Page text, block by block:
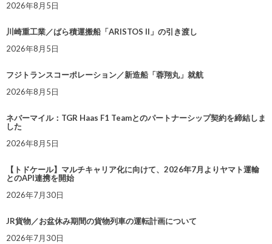
2026年8月5日
川崎重工業／ばら積運搬船「ARISTOS II」の引き渡し
2026年8月5日
フジトランスコーポレーション／新造船「蓉翔丸」就航
2026年8月5日
ネバーマイル：TGR Haas F1 Teamとのパートナーシップ契約を締結しま
した
2026年8月5日
【トドケール】マルチキャリア化に向けて、2026年7月よりヤマト運輸
とのAPI連携を開始
2026年7月30日
JR貨物／お盆休み期間の貨物列車の運転計画について
2026年7月30日